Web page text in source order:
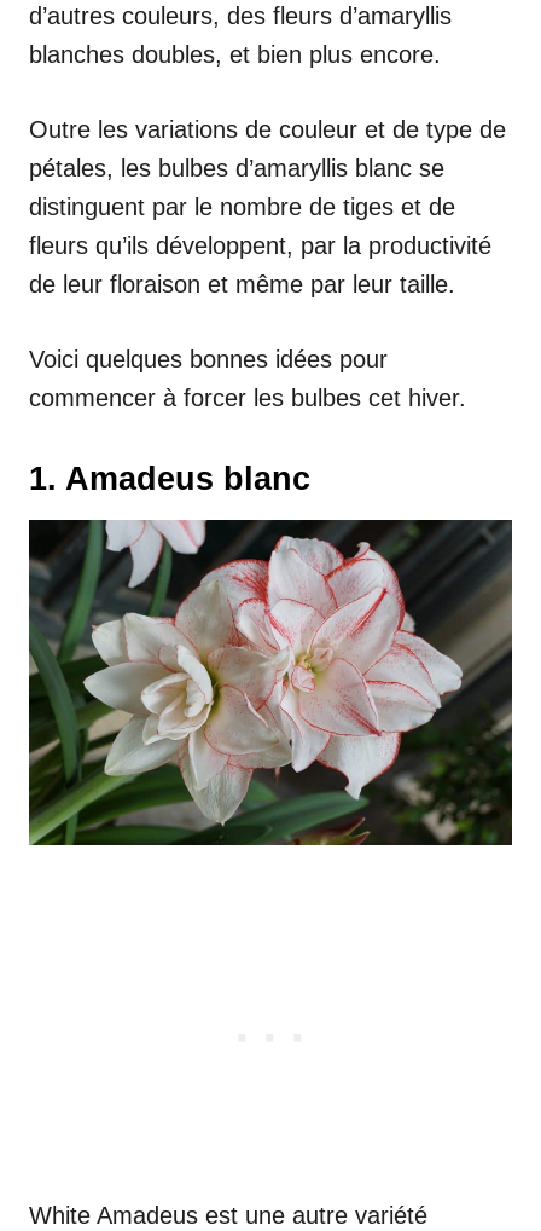
d’autres couleurs, des fleurs d’amaryllis
blanches doubles, et bien plus encore.
Outre les variations de couleur et de type de
pétales, les bulbes d’amaryllis blanc se
distinguent par le nombre de tiges et de
fleurs qu’ils développent, par la productivité
de leur floraison et même par leur taille.
Voici quelques bonnes idées pour
commencer à forcer les bulbes cet hiver.
1. Amadeus blanc
White Amadeus est une autre variété